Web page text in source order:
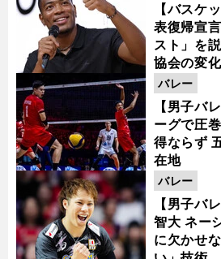
【バスケ
表復帰宣
スト」を
協会の変化
【男子バ
ーグで圧
得ならず
在地
バレー
【男子バ
智大 ネー
に欠かせ
バレー